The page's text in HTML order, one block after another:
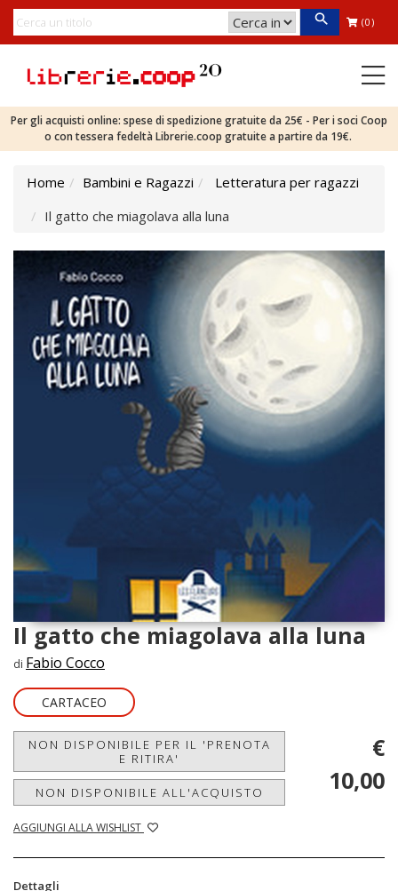
(0)
Per gli acquisti online: spese di spedizione gratuite da 25€ - Per i soci Coop
o con tessera fedeltà Librerie.coop gratuite a partire da 19€.
Home Bambini e Ragazzi
Letteratura per ragazzi
Il gatto che miagolava alla luna
Il gatto che miagolava alla luna
di Fabio Cocco
CARTACEO
NON DISPONIBILE PER IL 'PRENOTA
E RITIRA'
NON DISPONIBILE ALL'ACQUISTO
AGGIUNGI ALLA WISHLIST
€
10,00
Dettagli